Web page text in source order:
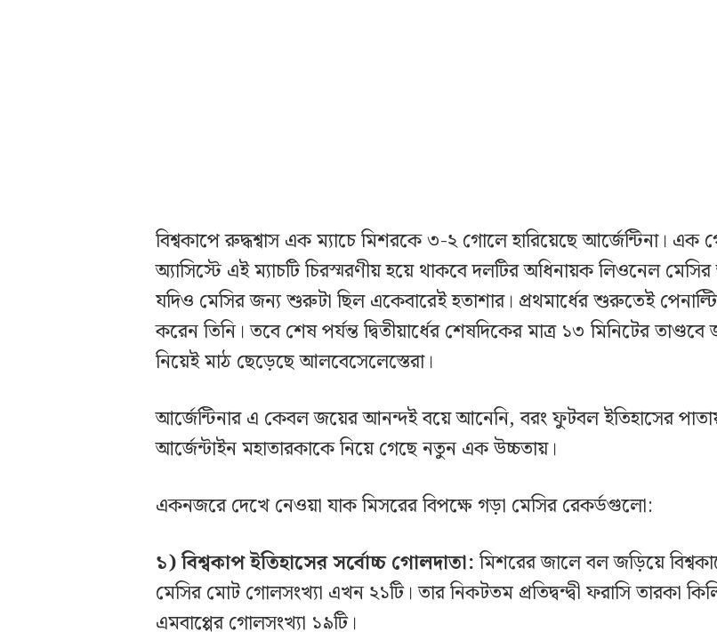
বিশ্বকাপে রুদ্ধশ্বাস এক ম্যাচে মিশরকে ৩-২ গোলে হারিয়েছে আর্জেন্টিনা।
অ্যাসিস্টে এই ম্যাচটি চিরস্মরণীয় হয়ে থাকবে দলটির অধিনায়ক লিওনেল
যদিও মেসির জন্য শুরুটা ছিল একেবারেই হতাশার। প্রথমার্ধের শুরুতেই
করেন তিনি। তবে শেষ পর্যন্ত দ্বিতীয়ার্ধের শেষদিকের মাত্র ১৩ মিনিটের
নিয়েই মাঠ ছেড়েছে আলবেসেলেস্তেরা।
আর্জেন্টিনার এ কেবল জয়ের আনন্দই বয়ে আনেনি, বরং ফুটবল ইতিহাসের
আর্জেন্টাইন মহাতারকাকে নিয়ে গেছে নতুন এক উচ্চতায়।
একনজরে দেখে নেওয়া যাক মিসরের বিপক্ষে গড়া মেসির রেকর্ডগুলো:
১) বিশ্বকাপ ইতিহাসের সর্বোচ্চ গোলদাতা:মিশরের জালে বল জড়িয়ে
মেসির মোট গোলসংখ্যা এখন ২১টি। তার নিকটতম প্রতিদ্বন্দ্বী ফরাসি তারকা
এমবাপ্পের গোলসংখ্যা ১৯টি।